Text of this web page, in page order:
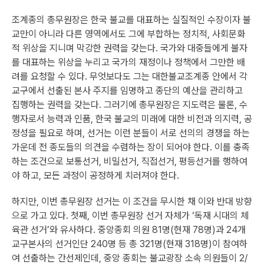
조계종의 총무원장은 한국 불교를 대표하는 실질적인 수장이자 불
교만이 아니라 다른 영역에서도 그에 부합하는 정치적, 사회문화
적 위상을 지니며 막강한 권력을 갖는다. 국가와 대중들에게 불자
를 대표하는 위상을 누리고 국가의 재정이나 정책에서 그만한 배
려를 요청할 수 있다. 무엇보다도 그는 대한불교조계종 안에서 각
교구에서 선출된 본사 주지를 임명하고 종단의 예산을 관리하고
집행하는 권력을 갖는다. 그러기에 총무원장은 지도력은 물론, 수
행자로서 능력과 인품, 한국 불교의 미래에 대한 비전과 의지력, 공
정성을 필요로 하며, 선거는 이런 분들이 서로 선의의 경쟁을 하는
가운데 전 종도들의 의견을 수렴하는 장이 되어야 한다. 이를 충족
하는 조건으로 보통선거, 비밀선거, 직접선거, 평등선거를 행하여
야 하고, 모든 과정이 공정하게 치러져야 한다.
하지만, 이번 총무원장 선거는 이 조건을 무시한 채 이와 반대 방향
으로 가고 있다. 첫째, 이번 총무원장 선거 자체가 ‘독재 시대의 체
육관 선거’와 유사하다. 중앙종회 의원 81명(현재 78명)과 24개
교구본사의 선거인단 240명 등 총 321명(현재 318명)이 참여하
여 선출하는 간선제인데, 중앙 종회는 불교광장 소속 의원들이 2/